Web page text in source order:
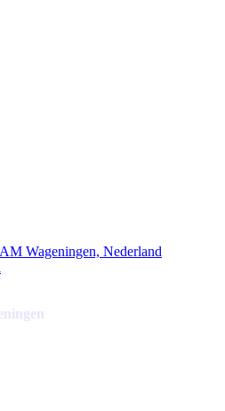
Wageningen, Nederland